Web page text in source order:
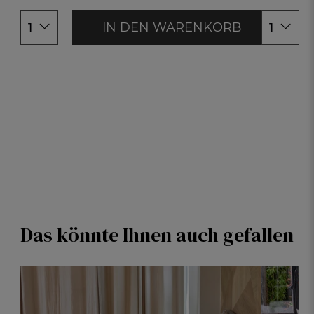
1 IN DEN WARENKORB 1
Das könnte Ihnen auch gefallen